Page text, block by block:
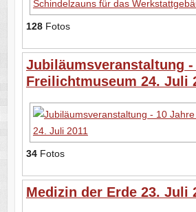
128Fotos
Jubiläumsveranstaltung -
Freilichtmuseum 24. Juli
34Fotos
Medizin der Erde 23. Juli